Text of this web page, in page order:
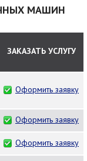
МАШИН
ЗАКАЗАТЬ УСЛУГУ
Оформить заявку
Оформить заявку
Оформить заявку